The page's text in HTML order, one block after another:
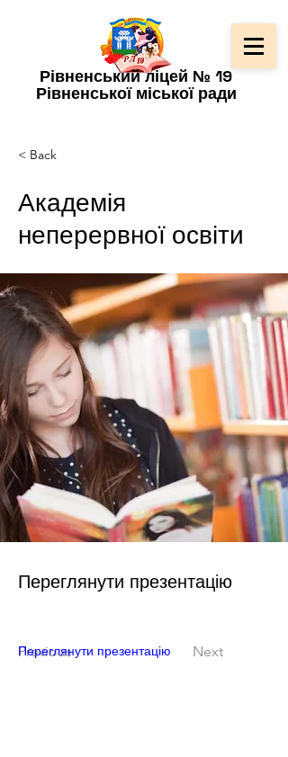
Рівненський ліцей № 19
Рівненської міської ради
< Back
Академія
неперервної освіти
Переглянути презентацію
Previous Next
Переглянути презентацію